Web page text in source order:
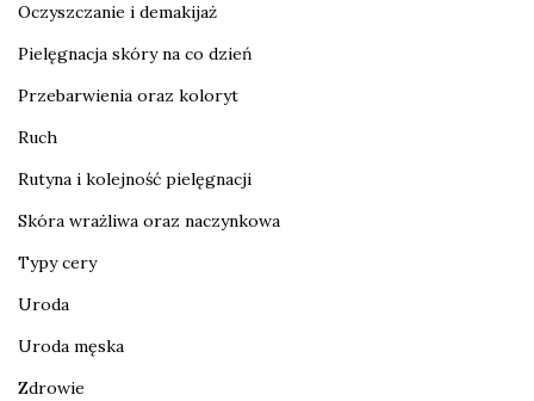
Oczyszczanie i demakijaż
Pielęgnacja skóry na co dzień
Przebarwienia oraz koloryt
Ruch
Rutyna i kolejność pielęgnacji
Skóra wrażliwa oraz naczynkowa
Typy cery
Uroda
Uroda męska
Zdrowie